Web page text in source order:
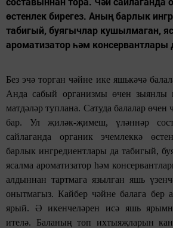
өстенлек бирегез. Аның барлык
табигый, буягычлар кушылмаган,
ароматизатор һәм
Без эчә торган чәйне ике яшькәчә
Анда сабый организмы өчен зыянлы
матдәләр туплана. Сатуда балалар
бар. Ул җиләк-җимеш, үләннәр
сайлаганда органик эчемлеккә
барлык ингредиентлары да табигый,
ясалма ароматизатор һәм
алдыннан тартмага язылган яшь
онытмагыз. Кайбер чәйне балага бер
ярый. Ә икенчеләрен исә яшь
ителә. Баланың төп ихтыяҗларын